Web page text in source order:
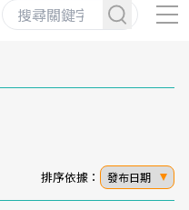
排序依據： 發布日期